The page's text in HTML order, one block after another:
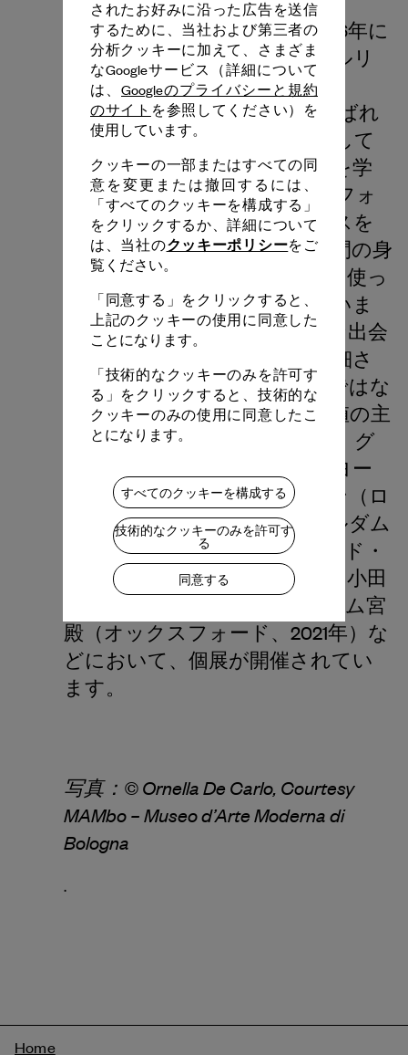
ティノ・セーガルは、1976年に
ロンドンで生まれ、現在はベルリ
ンを拠点に活動するなか
で、"constructed situations"と呼ばれ
るインスタレーションを制作して
います。ベルリンで政治経済を学
び、ドイツのエッセンにあるフォ
ルクヴァンク芸術大学でダンスを
学びました。セーガルは、人間の身
体、声、社会的相互作用のみを使っ
て構成された作品で知られていま
す。彼の芸術活動は、社会的な出会
いの一瞬のジェスチャーや繊細さ
に焦点を当て、物質的な対象ではな
く、参加と開かれた交換を価値の主
題としています。これまでに、グ
ッゲンハイム美術館（ニューヨー
ク、2010年）、テート・モダン（ロ
ンドン、2012年）、アムステルダム
市立美術館（2015年）、パレ・ド・
トーキョー（パリ、2016年）、小田
原文化財団（2019年）、ブレナム宮
殿（オックスフォード、2021年）な
どにおいて、個展が開催されてい
ます。
写真：© Ornella De Carlo, Courtesy
MAMbo – Museo d’Arte Moderna di
Bologna
Breadcrumb
Home
されたお好みに沿った広告を送信
するために、当社および第三者の
分析クッキーに加えて、さまざま
なGoogleサービス（詳細について
は、 Googleのプライバシーと規約
のサイト を参照してください）を
使用しています。
クッキーの一部またはすべての同
意を変更または撤回するには、
「すべてのクッキーを構成する」
をクリックするか、詳細について
は、当社のクッキーポリシーをご
覧ください。
「同意する」をクリックすると、
上記のクッキーの使用に同意した
ことになります。
「技術的なクッキーのみを許可す
る」をクリックすると、技術的な
クッキーのみの使用に同意したこ
とになります。
すべてのクッキーを構成する
技術的なクッキーのみを許可す
る
同意する